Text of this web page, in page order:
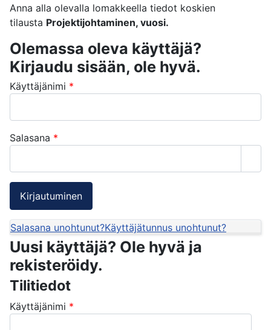
Anna alla olevalla lomakkeella tiedot koskien
tilausta Projektijohtaminen, vuosi.
Olemassa oleva käyttäjä?
Kirjaudu sisään, ole hyvä.
Käyttäjänimi *
Salasana *
Salasana unohtunut?Käyttäjätunnus unohtunut?
Uusi käyttäjä? Ole hyvä ja
rekisteröidy.
Tilitiedot
Käyttäjänimi *